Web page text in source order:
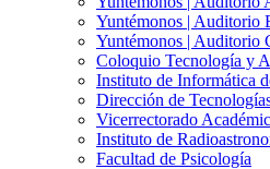
Yuntémonos | Auditorio
Yuntémonos | Auditorio
Coloquio Tecnología y
Instituto de Informática
Dirección de
Vicerrectorado
Instituto de
Facultad de Psicología